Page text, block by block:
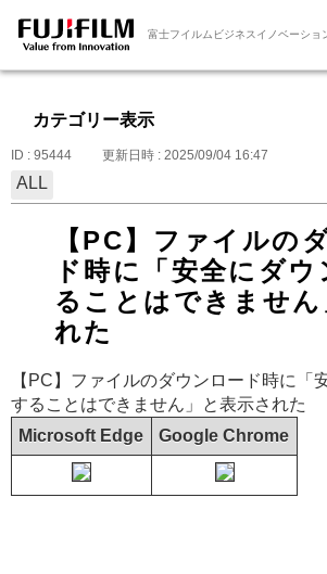
富士フイルムビジネスイノベーショ
カテゴリー表示
ID : 95444 更新日時 : 2025/09/04 16:47
ALL
【PC】ファイルの
ド時に「安全にダ
ることはできません
れた
【PC】ファイルのダウンロード時に「
することはできません」と表示された
Microsoft Edge
Google Chrome